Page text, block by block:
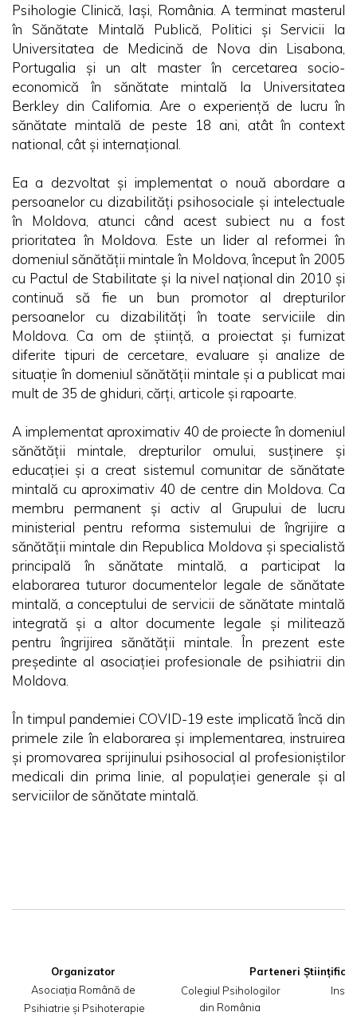
Psihologie Clinică, Iași, România. A terminat masterul
în Sănătate Mintală Publică, Politici și Servicii la
Universitatea de Medicină de Nova din Lisabona,
Portugalia și un alt master în cercetarea socio-
economică în sănătate mintală la Universitatea
Berkley din California. Are o experiență de lucru în
sănătate mintală de peste 18 ani, atât în context
national, cât și internațional.
Ea a dezvoltat și implementat o nouă abordare a
persoanelor cu dizabilități psihosociale și intelectuale
în Moldova, atunci când acest subiect nu a fost
prioritatea în Moldova. Este un lider al reformei în
domeniul sănătății mintale în Moldova, început în 2005
cu Pactul de Stabilitate și la nivel național din 2010 și
continuă să fie un bun promotor al drepturilor
persoanelor cu dizabilități în toate serviciile din
Moldova. Ca om de știință, a proiectat și furnizat
diferite tipuri de cercetare, evaluare și analize de
situație în domeniul sănătății mintale și a publicat mai
mult de 35 de ghiduri, cărți, articole și rapoarte.
A implementat aproximativ 40 de proiecte în domeniul
sănătății mintale, drepturilor omului, susținere și
educației și a creat sistemul comunitar de sănătate
mintală cu aproximativ 40 de centre din Moldova. Ca
membru permanent și activ al Grupului de lucru
ministerial pentru reforma sistemului de îngrijire a
sănătății mintale din Republica Moldova și specialistă
principală în sănătate mintală, a participat la
elaborarea tuturor documentelor legale de sănătate
mintală, a conceptului de servicii de sănătate mintală
integrată și a altor documente legale și militează
pentru îngrijirea sănătății mintale. În prezent este
președinte al asociației profesionale de psihiatrii din
Moldova.
În timpul pandemiei COVID-19 este implicată încă din
primele zile în elaborarea și implementarea, instruirea
și promovarea sprijinului psihosocial al profesioniștilor
medicali din prima linie, al populației generale și al
serviciilor de sănătate mintală.
Organizator
Asociația Română de
Psihiatrie și Psihoterapie
Colegiul Psihologilor
din România